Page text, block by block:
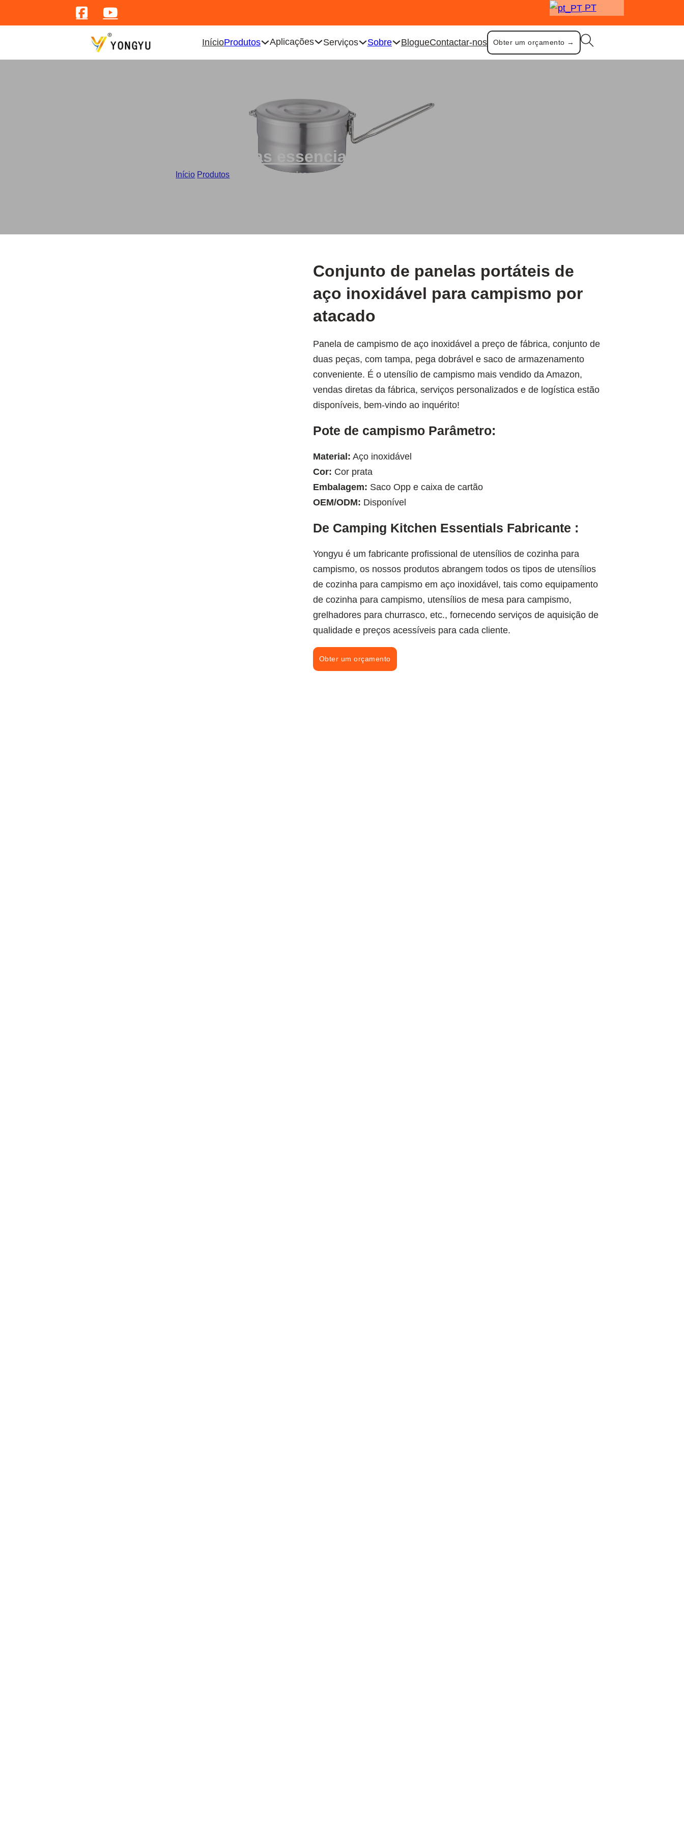
PT
InícioProdutos Aplicações Serviços Sobre BlogueContactar-nos Obter um orçamento →
Cozinhas essenciais para campismo
Início Produtos Conjunto de panelas portáteis de aço inoxidável para campismo por atacado
Conjunto de panelas portáteis de
aço inoxidável para campismo por
atacado
Panela de campismo de aço inoxidável a preço de fábrica, conjunto de
duas peças, com tampa, pega dobrável e saco de armazenamento
conveniente. É o utensílio de campismo mais vendido da Amazon,
vendas diretas da fábrica, serviços personalizados e de logística estão
disponíveis, bem-vindo ao inquérito!
Pote de campismo Parâmetro:
Material: Aço inoxidável
Cor: Cor prata
Embalagem: Saco Opp e caixa de cartão
OEM/ODM: Disponível
De Camping Kitchen Essentials Fabricante :
Yongyu é um fabricante profissional de utensílios de cozinha para
campismo, os nossos produtos abrangem todos os tipos de utensílios
de cozinha para campismo em aço inoxidável, tais como equipamento
de cozinha para campismo, utensílios de mesa para campismo,
grelhadores para churrasco, etc., fornecendo serviços de aquisição de
qualidade e preços acessíveis para cada cliente.
Obter um orçamento